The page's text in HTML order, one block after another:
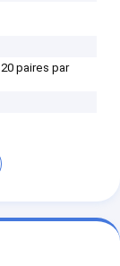
paires par